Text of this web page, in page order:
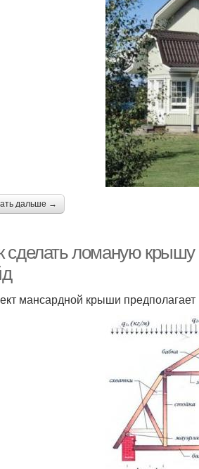
дальше →
сделать ломаную
мансардной крыши предполагает